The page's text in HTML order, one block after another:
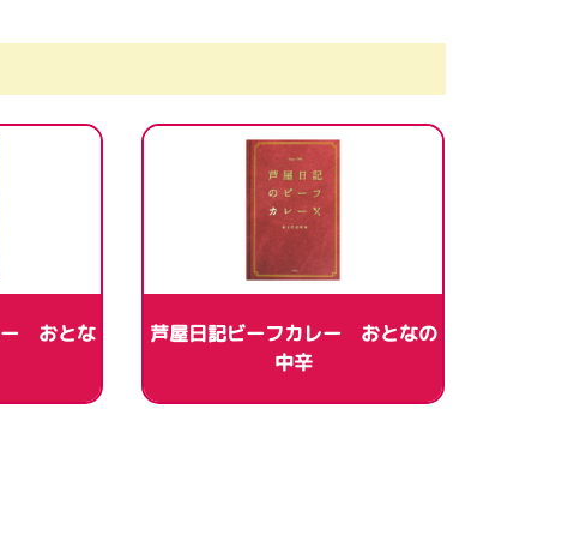
ー おとな
芦屋日記ビーフカレー おとなの
中辛